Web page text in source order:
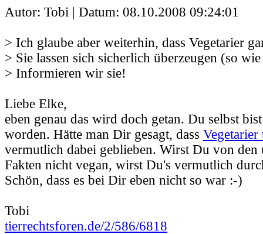
Autor: Tobi | Datum: 08.10.2008 09:24:01
> Ich glaube aber weiterhin, dass Vegetarier
> Sie lassen sich sicherlich überzeugen (so
> Informieren wir sie!
Liebe Elke,
eben genau das wird doch getan. Du selbst
worden. Hätte man Dir gesagt, dass
vermutlich dabei geblieben. Wirst Du von den
Fakten nicht vegan, wirst Du's vermutlich
Schön, dass es bei Dir eben nicht so war :-)
Tobi
tierrechtsforen.de/2/586/6818